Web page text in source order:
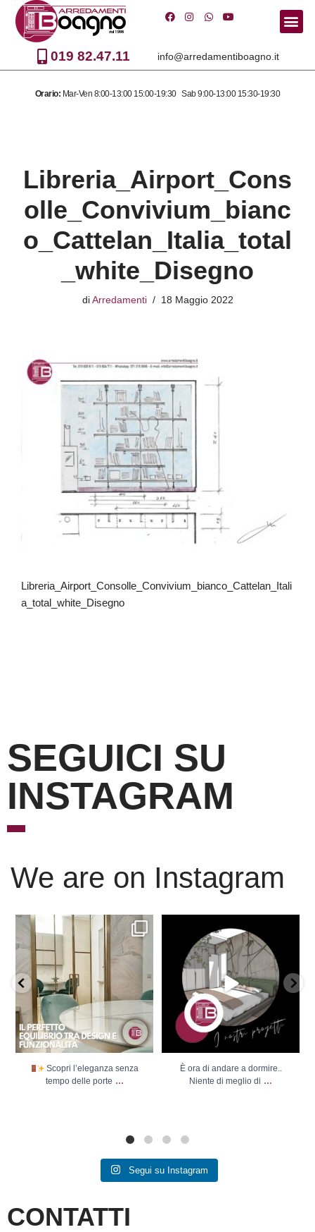
Vai
contenuto
019 82.47.11 info@arredamentiboagno.it
Orario: Mar-Ven 8:00-13:00 15:00-19:30 Sab 9:00-13:00 15:30-19:30
Libreria_Airport_Cons
olle_Convivium_bianc
o_Cattelan_Italia_total
_white_Disegno
di Arredamenti 18 Maggio 2022
Libreria_Airport_Consolle_Convivium_bianco_Cattelan_Itali
a_total_white_Disegno
SEGUICI SU
INSTAGRAM
We are on Instagram
Scopri l’eleganza senza
tempo delle porte
Scopri l’eleganza senza
tempo delle porte ...
È ora di andare a dormire..
Niente di meglio di
È ora di andare a dormire..
Niente di meglio di ...
Segui su Instagram
CONTATTI